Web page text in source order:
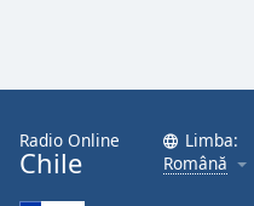
Radio Online
Chile
Limba:
Română